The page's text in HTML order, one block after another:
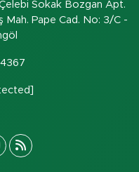
Sokak Bozgan Apt.
Mah. Pape Cad. No: 3/C -